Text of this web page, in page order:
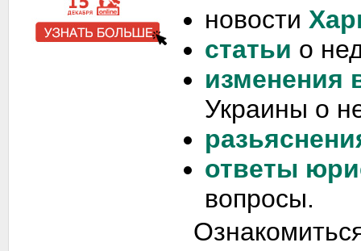
новости
статьи о
изменения
Украины о
ответы
вопросы.